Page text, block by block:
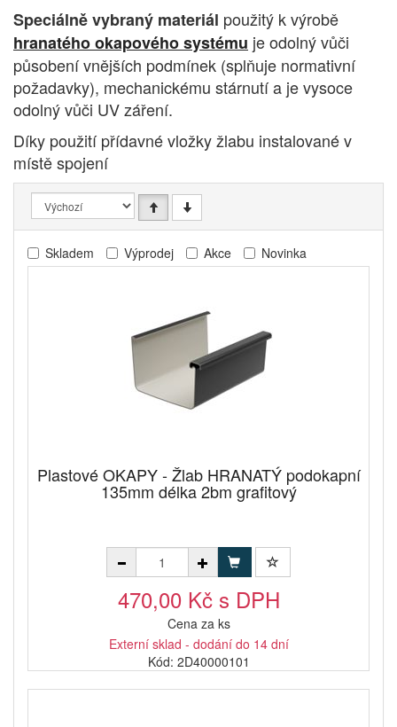
Speciálně vybraný materiál použitý k výrobě
hranatého okapového systému je odolný vůči
působení vnějších podmínek (splňuje normativní
požadavky), mechanickému stárnutí a je vysoce
odolný vůči UV záření.
Díky použití přídavné vložky žlabu instalované v
místě spojení
Skladem Výprodej Akce Novinka
Plastové OKAPY - Žlab HRANATÝ podokapní
135mm délka 2bm grafitový
470,00 Kč s DPH
Cena za ks
Externí sklad - dodání do 14 dní
Kód: 2D40000101